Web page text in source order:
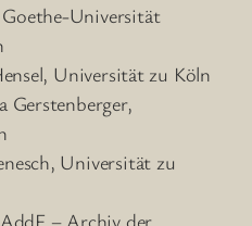
Universität
Universität zu Köln
Gerstenberger,
Universität zu
– Archiv der